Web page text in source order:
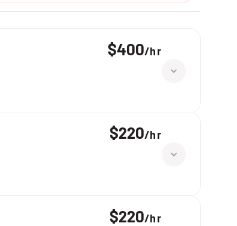
$400/hr
$220/hr
$220/hr